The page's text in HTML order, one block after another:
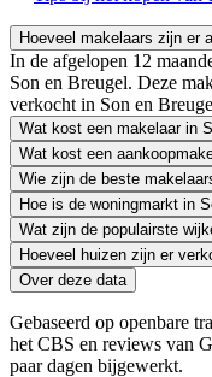
Hoeveel makelaars zijn er
In de afgelopen 12
Son en Breugel. Deze
verkocht in Son en
Wat kost een makelaar in
Wat kost een
Wie zijn de beste
Hoe is de woningmarkt in
Wat zijn de populairste
Hoeveel huizen zijn er
Over deze data
Gebaseerd op openbare
het CBS en reviews van
paar dagen bijgewerkt.